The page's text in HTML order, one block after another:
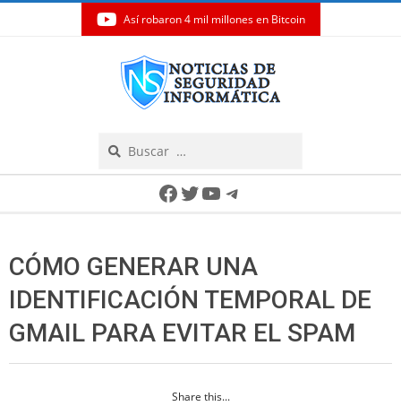
Así robaron 4 mil millones en Bitcoin
Facebook
Twitter
YouTube
Telegram
CÓMO GENERAR UNA
IDENTIFICACIÓN TEMPORAL DE
GMAIL PARA EVITAR EL SPAM
Share this...